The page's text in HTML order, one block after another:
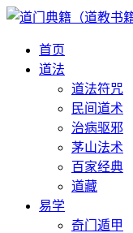
首页
道法
道法符咒
民间道术
治病驱邪
茅山法术
百家经典
道藏
易学
奇门遁甲